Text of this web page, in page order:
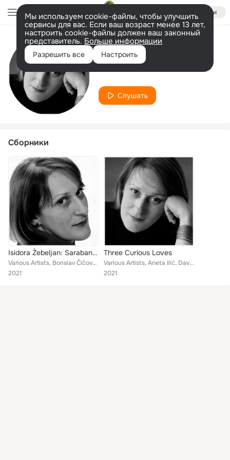
Войти
Мы используем cookie-файлы, чтобы улучшить
сервисы для вас. Если ваш возраст менее 13 лет,
настроить cookie-файлы должен ваш законный
представитель. Больше информации
Разрешить все Настроить
Исполнитель
Borislav Čičovački
Слушать
Сборники
Isidora Žebeljan: Sarabande / Leda: Tango - Foxtrot
Various Artists, Borislav Čičovački, Mirjana Nešković, Jelena Dimitrijević, Aleksandar Stefanović, Gorana Ćurgus, Boban Stošić, ...
2021
Three Curious Loves
Various Artists, Aneta Ilić, David Cohen, Peter Dijkstra, Katarina Jovanović, Isidora Žebeljan, Miloš Veljković, Daniel Rowland,...
2021